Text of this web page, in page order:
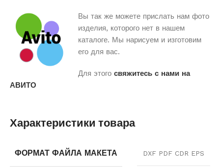
Вы так же можете прислать нам фото
изделия, которого нет в нашем
каталоге. Мы нарисуем и изготовим
его для вас.
Для этого свяжитесь с нами на
АВИТО
Характеристики товара
ФОРМАТ ФАЙЛА МАКЕТА DXF PDF CDR EPS